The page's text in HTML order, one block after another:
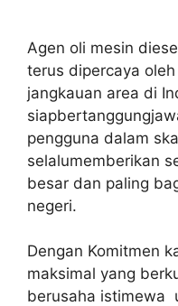
Agen oli mesin
terus dipercaya
jangkauan area di
pengguna dalam
selalumemberikan
besar dan paling
negeri.
Dengan Komitmen
maksimal yang
berusaha istimewa